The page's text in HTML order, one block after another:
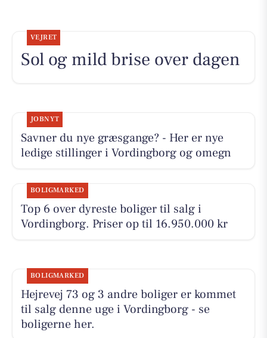
VEJRET
Sol og mild brise over dagen
JOBNYT
Savner du nye græsgange? - Her er nye
ledige stillinger i Vordingborg og omegn
BOLIGMARKED
Top 6 over dyreste boliger til salg i
Vordingborg. Priser op til 16.950.000 kr
BOLIGMARKED
Hejrevej 73 og 3 andre boliger er kommet
til salg denne uge i Vordingborg - se
boligerne her.